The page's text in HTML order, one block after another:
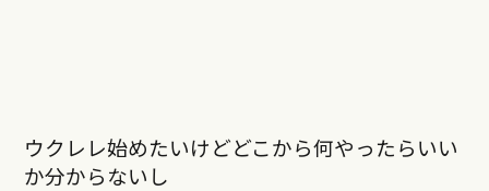
ウクレレ始めたいけどどこから何やったらいい
か分からないし